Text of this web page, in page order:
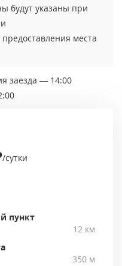
будут указаны при
места
заезда — 14:00
/сутки
пункт
12 км
350 м